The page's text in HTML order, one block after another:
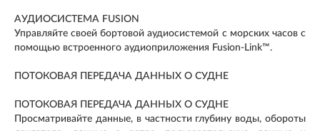
АУДИОСИСТЕМА FUSION
Управляйте своей бортовой аудиосистемой с морских часов с
помощью встроенного аудиоприложения Fusion-Link™.
ПОТОКОВАЯ ПЕРЕДАЧА ДАННЫХ О СУДНЕ
ПОТОКОВАЯ ПЕРЕДАЧА ДАННЫХ О СУДНЕ
Просматривайте данные, в частности глубину воды, обороты